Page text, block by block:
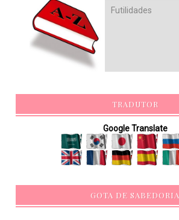
Futilidades
TRADUTOR
Google Translate
GOTA DE SABEDORIA